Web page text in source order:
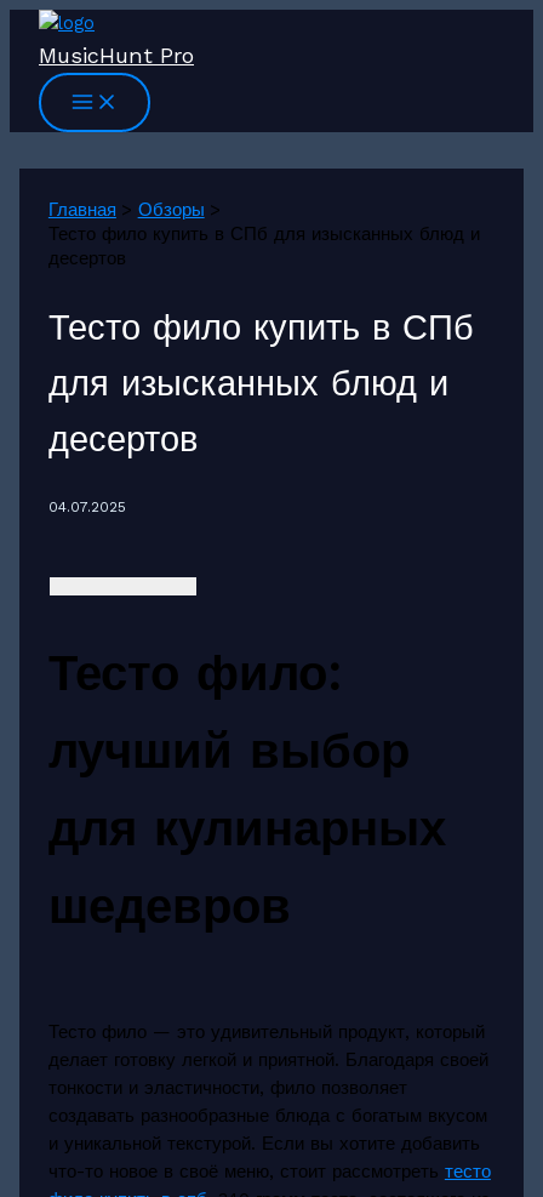
Перейти
содержимому
MusicHunt Pro
Главная
Обзоры
Тесто фило купить в СПб для изысканных блюд и
десертов
Тесто фило купить в СПб
для изысканных блюд и
десертов
04.07.2025
Тесто фило:
лучший выбор
для кулинарных
шедевров
Тесто фило — это удивительный продукт, который
делает готовку легкой и приятной. Благодаря своей
тонкости и эластичности, фило позволяет
создавать разнообразные блюда с богатым вкусом
и уникальной текстурой. Если вы хотите добавить
что-то новое в своё меню, стоит рассмотреть тесто